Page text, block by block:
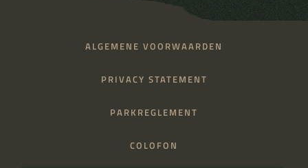
ALGEMENE VOORWAARDEN
PRIVACY STATEMENT
PARKREGLEMENT
COLOFON